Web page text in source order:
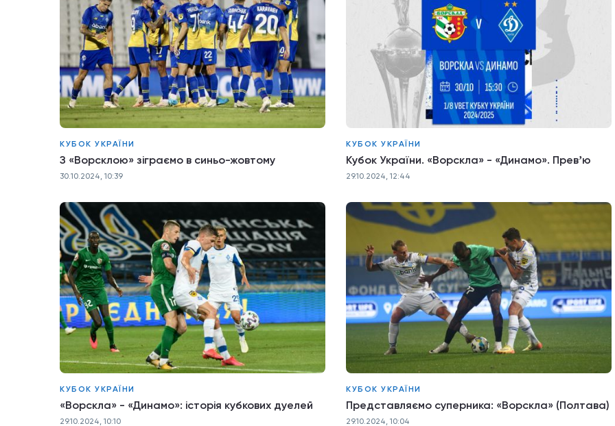
КУБОК УКРАЇНИ
З «Ворсклою» зіграємо в синьо-жовтому
30.10.2024, 10:39
КУБОК УКРАЇНИ
Кубок України. «Ворскла» - «Динамо». Превʼю
29.10.2024, 12:44
КУБОК УКРАЇНИ
«Ворскла» - «Динамо»: історія кубкових дуелей
29.10.2024, 10:10
КУБОК УКРАЇНИ
Представляємо суперника: «Ворскла» (Полтава)
29.10.2024, 10:04